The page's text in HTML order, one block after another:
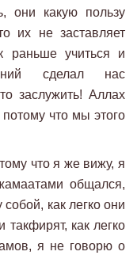
они какую пользу
их не заставляет
раньше учиться и
сделал нас
заслужить! Аллах
что мы этого
что я же вижу, я
общался,
как легко они
такфирят, как легко
я не говорю о